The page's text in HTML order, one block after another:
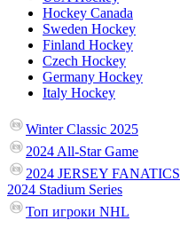
Hockey Canada
Sweden Hockey
Finland Hockey
Czech Hockey
Germany Hockey
Italy Hockey
Winter Classic 2025
2024 All-Star Game
2024 JERSEY FANATICS
2024 Stadium Series
Топ игроки NHL